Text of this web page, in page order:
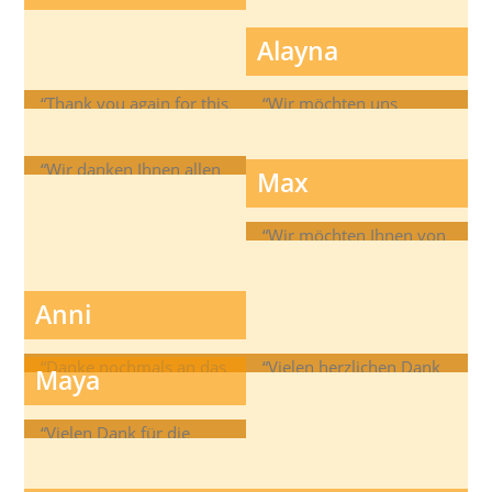
Weg zu initiieren.”
“Thank you again for this
Alayna
“Wir möchten uns
für die tolle
Unterstützung und
Behandlung bedanken!”
“Wir danken Ihnen allen
Max
“Wir möchten Ihnen von
Anni
“Danke nochmals an das
Team für die gute
Betreuung!”
“Vielen herzlichen Dank
Maya
“Vielen Dank für die
liebevolle Betreuung.